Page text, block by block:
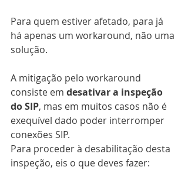
Para quem estiver afetado, para já
há apenas um workaround, não uma
solução.
A mitigação pelo workaround
consiste em desativar a inspeção
do SIP, mas em muitos casos não é
exequível dado poder interromper
conexões SIP.
Para proceder à desabilitação desta
inspeção, eis o que deves fazer: